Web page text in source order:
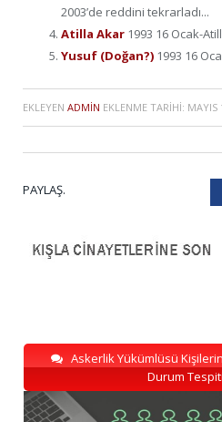
2003’de reddini tekrarladı...
Atilla Akar 1993 16 Ocak-
Yusuf (Doğan?) 1993 16
EKLEYEN ADMIN EKLENME TARIHI: MAYIS
PAYLAŞ.
Askerlik Yükümlüsü
Durum